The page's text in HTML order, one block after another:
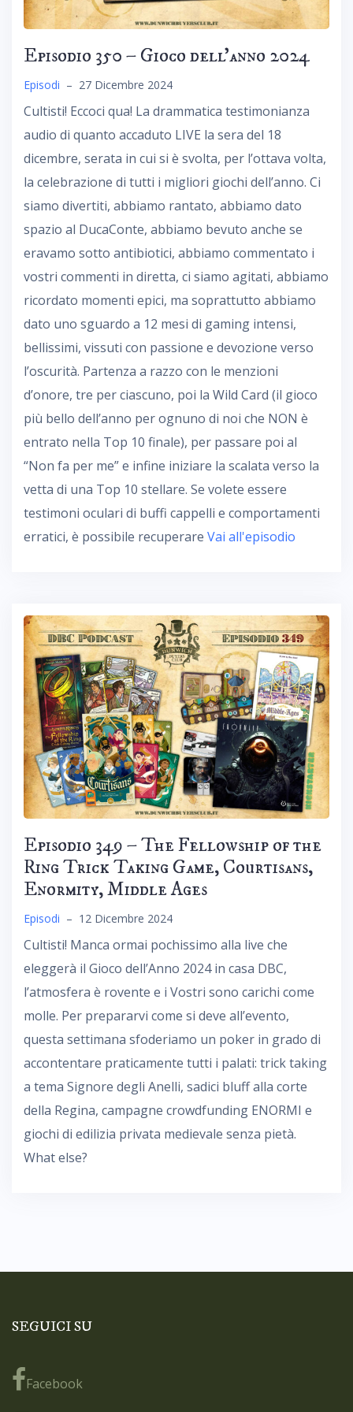
Episodio 350 – Gioco dell’anno 2024
Episodi – 27 Dicembre 2024
Cultisti! Eccoci qua! La drammatica testimonianza
audio di quanto accaduto LIVE la sera del 18
dicembre, serata in cui si è svolta, per l’ottava volta,
la celebrazione di tutti i migliori giochi dell’anno. Ci
siamo divertiti, abbiamo rantato, abbiamo dato
spazio al DucaConte, abbiamo bevuto anche se
eravamo sotto antibiotici, abbiamo commentato i
vostri commenti in diretta, ci siamo agitati, abbiamo
ricordato momenti epici, ma soprattutto abbiamo
dato uno sguardo a 12 mesi di gaming intensi,
bellissimi, vissuti con passione e devozione verso
l’oscurità. Partenza a razzo con le menzioni
d’onore, tre per ciascuno, poi la Wild Card (il gioco
più bello dell’anno per ognuno di noi che NON è
entrato nella Top 10 finale), per passare poi al
“Non fa per me” e infine iniziare la scalata verso la
vetta di una Top 10 stellare. Se volete essere
testimoni oculari di buffi cappelli e comportamenti
erratici, è possibile recuperare Vai all'episodio
Episodio 349 – The Fellowship of the
Ring Trick Taking Game, Courtisans,
Enormity, Middle Ages
Episodi – 12 Dicembre 2024
Cultisti! Manca ormai pochissimo alla live che
eleggerà il Gioco dell’Anno 2024 in casa DBC,
l’atmosfera è rovente e i Vostri sono carichi come
molle. Per prepararvi come si deve all’evento,
questa settimana sfoderiamo un poker in grado di
accontentare praticamente tutti i palati: trick taking
a tema Signore degli Anelli, sadici bluff alla corte
della Regina, campagne crowdfunding ENORMI e
giochi di edilizia privata medievale senza pietà.
What else?
SEGUICI SU
Facebook